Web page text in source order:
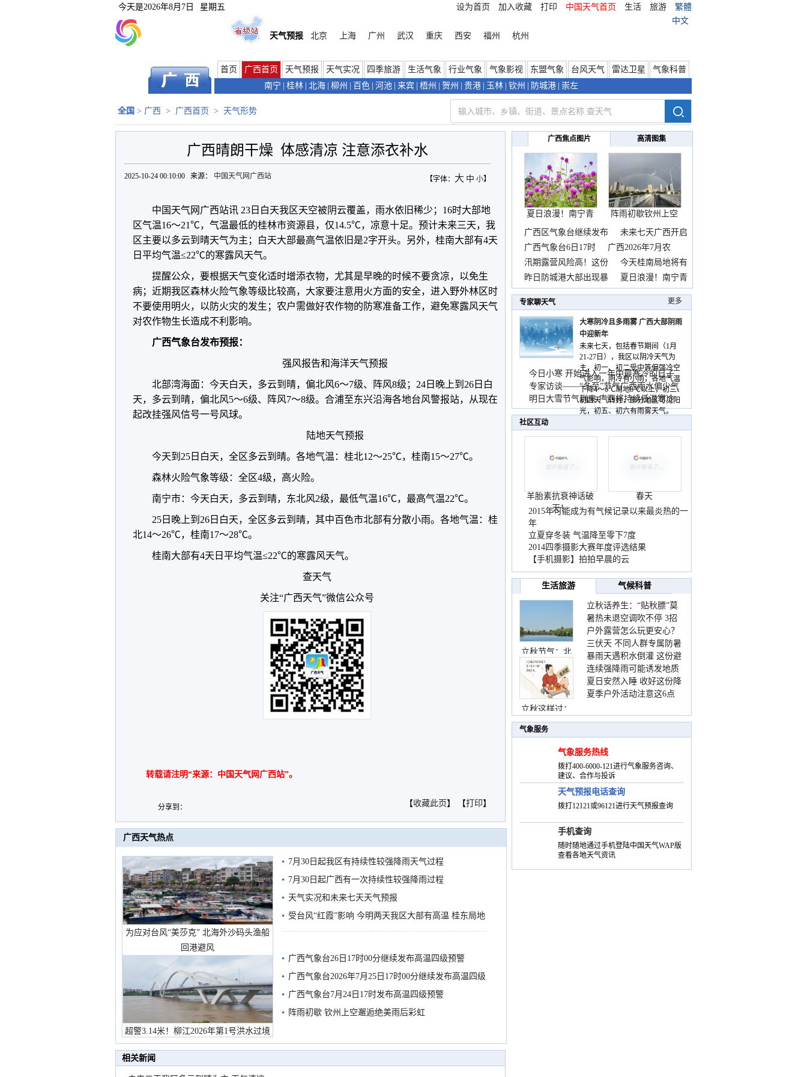
今天是2026年8月7日 星期五 设为首页 加入收藏 打印 中国天气首页 生活 旅游
繁體
中文
天气预报
北京 上海 广州 武汉 重庆 西安 福州 杭州
首页 广西首页 天气预报 天气实况 四季旅游 生活气象 行业气象 气象影视 东盟气象 台风天气 雷达卫星
气象科普
南宁
桂林 北海 柳州 百色 河池 来宾 梧州 贺州 贵港 玉林 钦州 防城港 崇左
全国 > 广西 > 广西首页 > 天气形势
广西晴朗干燥  体感清凉 注意添衣补水
【字体： 大 中 小】
2025-10-24 00:10:00 来源： 中国天气网广西站
中国天气网广西站讯 23日白天我区天空被阴云覆盖，雨水依旧稀少；16时大部地
区气温16～21℃，气温最低的桂林市资源县，仅14.5℃，凉意十足。预计未来三天，我
区主要以多云到晴天气为主；白天大部最高气温依旧是2字开头。 另外，桂南大部有4天
日平均气温≤22℃的寒露风天气。
提醒公众，要根据天气变化适时增添衣物，尤其是早晚的时候不要贪凉，以免生
病；近期我区森林火险气象等级比较高，大家要注意用火方面的安全，进入野外林区时
不要使用明火，以防火灾的发生；农户需做好农作物的防寒准备工作，避免寒露风天气
对农作物生长造成不利影响。
广西气象台发布预报：
强风报告和海洋天气预报
北部湾海面：今天白天，多云到晴，偏北风6～7级、阵风8级；24日晚上到26日白
天，多云到晴，偏北风5～6级、阵风7～8级。合浦至东兴沿海各地台风警报站，从现在
起改挂强风信号一号风球。
陆地天气预报
今天到25日白天，全区多云到晴。各地气温：桂北12～25℃，桂南15～27℃。
森林火险气象等级：全区4级，高火险。
南宁市：今天白天，多云到晴，东北风2级，最低气温16℃，最高气温22℃。
25日晚上到26日白天，全区多云到晴，其中百色市北部有分散小雨。各地气温：桂
北14～26℃，桂南17～28℃。
桂南大部有4天日平均气温≤22℃的寒露风天气。
查天气
关注“广西天气”微信公众号
转载请注明“来源：中国天气网广西站”。
分享到： 【收藏此页 】 【打印】
广西天气热点
为应对台风“美莎克” 北海外沙码头渔船
回港避风
超警3.14米！柳江2026年第1号洪水过境
市民在堤岸见证汛况
7月30日起我区有持续性较强降雨天气过程
7月30日起广西有一次持续性较强降雨过程
天气实况和未来七天天气预报
受台风“红霞”影响 今明两天我区大部有高温 桂东局地
有较强降雨
广西气象台26日17时00分继续发布高温四级预警
广西气象台2026年7月25日17时00分继续发布高温四级
预警
广西气象台7月24日17时发布高温四级预警
阵雨初歇 钦州上空邂逅绝美雨后彩虹
相关新闻
广西焦点图片 高清图集
夏日浪漫！南宁青
秀山
阵雨初歇钦州上空
邂逅
广西区气象台继续发布
未来七天广西开启
晴热
广西气象台6日17时
广西2026年7月农
汛期露营风险高！这份
今天桂南局地将有
暴雨
昨日防城港大部出现暴
夏日浪漫！南宁青
秀山
专家聊天气 更多
大寒阴冷且多雨雾 广西大部阴雨
中迎新年
未来七天，包括春节期间（1月
21-27日），我区以阴冷天气为
主，初一、初二受中等偏强冷空
气影响，阴冷有小雨，各地气温
下降4～6℃局地8℃以上，初三、
初四天气转好，部分地区可见阳
光，初五、初六有雨雾天气。
今日小寒 开始进入一年中最寒冷的日子
专家访谈——“冬至”节气广西雨水偏少气
温低
明日大雪节气到来 广西将持续低温寒冷
天气
社区互动
羊胎素抗衰神话破
灭！
春天
2015年可能成为有气候记录以来最炎热的一
年
立夏穿冬装 气温降至零下7度
2014四季摄影大赛年度评选结果
【手机摄影】拍拍早晨的云
生活旅游 气候科普
立秋节气：北
立秋这样过：
立秋话养生：“贴秋膘”莫
着急 先清暑再防燥
暑热未退空调吹不停 3招
护住肩颈不酸痛
户外露营怎么玩更安心？
这份攻略请收好
三伏天 不同人群专属防暑
要点请收好
暴雨天遇积水倒灌 这份避
险提示请收好
连续强降雨可能诱发地质
灾害 这些前兆要知道
夏日安然入睡 收好这份降
温小贴士
夏季户外活动注意这6点
气象服务
气象服务热线
拨打400-6000-121进行气象服务咨询、
建议、合作与投诉
天气预报电话查询
拨打12121或96121进行天气预报查询
手机查询
随时随地通过手机登陆中国天气WAP版
查看各地天气资讯